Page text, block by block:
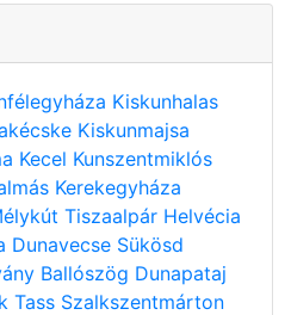
Kiskunhalas
Kiskunmajsa
Kecel Kunszentmiklós
Kerekegyháza
Tiszaalpár Helvécia
Dunavecse Sükösd
Ballószög Dunapataj
Tass Szalkszentmárton